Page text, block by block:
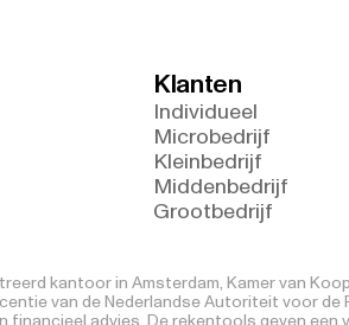
Klanten
Individueel
Microbedrijf
Kleinbedrijf
Middenbedrijf
Grootbedrijf
kantoor in Amsterdam, Kamer van
van de Nederlandse Autoriteit voor
advies. De rekentools geven